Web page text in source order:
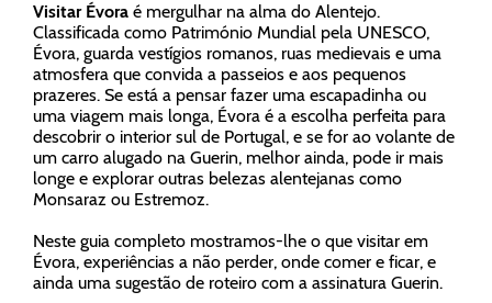
Visitar Évora é mergulhar na alma do Alentejo.
Classificada como Património Mundial pela UNESCO,
Évora, guarda vestígios romanos, ruas medievais e uma
atmosfera que convida a passeios e aos pequenos
prazeres. Se está a pensar fazer uma escapadinha ou
uma viagem mais longa, Évora é a escolha perfeita para
descobrir o interior sul de Portugal, e se for ao volante de
um carro alugado na Guerin, melhor ainda, pode ir mais
longe e explorar outras belezas alentejanas como
Monsaraz ou Estremoz.
Neste guia completo mostramos-lhe o que visitar em
Évora, experiências a não perder, onde comer e ficar, e
ainda uma sugestão de roteiro com a assinatura Guerin.